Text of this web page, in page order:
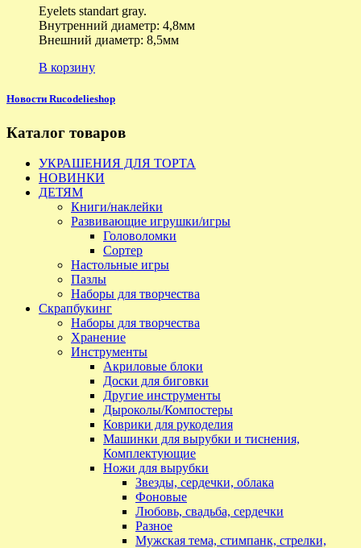
Eyelets standart gray.
Внутренний диаметр: 4,8мм
Внешний диаметр: 8,5мм
В корзину
Новости Rucodelieshop
Каталог товаров
УКРАШЕНИЯ ДЛЯ ТОРТА
НОВИНКИ
ДЕТЯМ
Книги/наклейки
Развивающие игрушки/игры
Головоломки
Сортер
Настольные игры
Пазлы
Наборы для творчества
Скрапбукинг
Наборы для творчества
Хранение
Инструменты
Акриловые блоки
Доски для биговки
Другие инструменты
Дыроколы/Компостеры
Коврики для рукоделия
Машинки для вырубки и тиснения,
Комплектующие
Ножи для вырубки
Звезды, сердечки, облака
Фоновые
Любовь, свадьба, сердечки
Разное
Мужская тема, стимпанк, стрелки,